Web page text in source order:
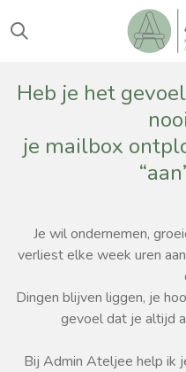
direct
de
hoofdinhoud
Heb je het
je mailbox
Je wil ondernemen,
verliest elke week uren
Dingen blijven liggen, je
gevoel dat je altijd
Bij Admin Ateljee help ik